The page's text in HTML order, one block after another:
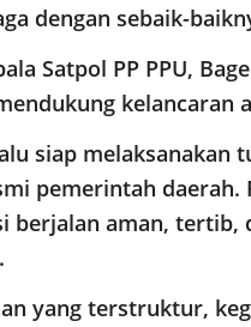
dengan sebaik-
Satpol PP PPU,
kelancaran
siap melaksanakan
pemerintah daerah.
berjalan aman,
yang terstruktur,